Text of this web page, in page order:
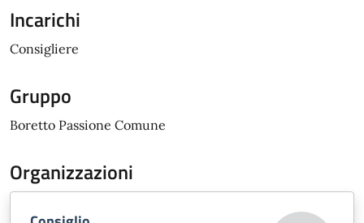
Incarichi
Consigliere
Gruppo
Boretto Passione Comune
Organizzazioni